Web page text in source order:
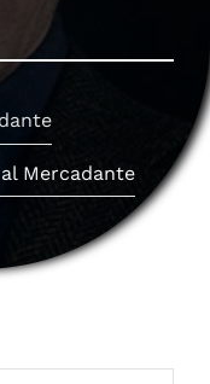
Mercadante